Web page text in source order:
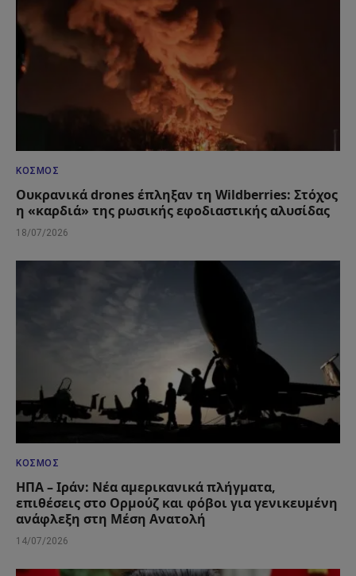
ΚΌΣΜΟΣ
Ουκρανικά drones έπληξαν τη Wildberries: Στόχος
η «καρδιά» της ρωσικής εφοδιαστικής αλυσίδας
18/07/2026
ΚΌΣΜΟΣ
ΗΠΑ – Ιράν: Νέα αμερικανικά πλήγματα,
επιθέσεις στο Ορμούζ και φόβοι για γενικευμένη
ανάφλεξη στη Μέση Ανατολή
14/07/2026